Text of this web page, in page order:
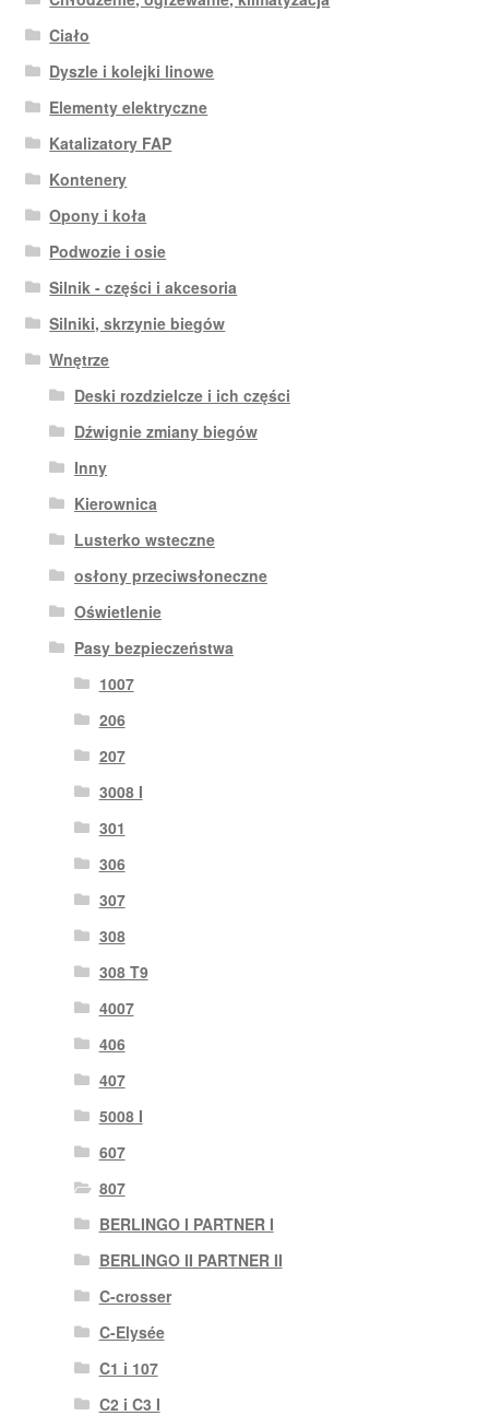
Ciało
Dyszle i kolejki linowe
Elementy elektryczne
Katalizatory FAP
Kontenery
Opony i koła
Podwozie i osie
Silnik - części i akcesoria
Silniki, skrzynie biegów
Wnętrze
Deski rozdzielcze i ich części
Dźwignie zmiany biegów
Inny
Kierownica
Lusterko wsteczne
osłony przeciwsłoneczne
Oświetlenie
Pasy bezpieczeństwa
1007
206
207
3008 I
301
306
307
308
308 T9
4007
406
407
5008 I
607
807
BERLINGO I PARTNER I
BERLINGO II PARTNER II
C-crosser
C-Elysée
C1 i 107
C2 i C3 I